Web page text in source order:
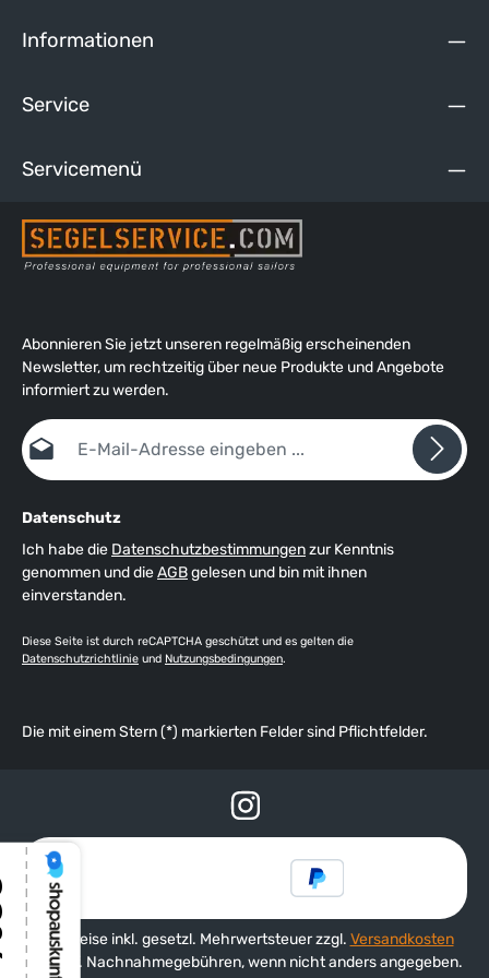
Informationen
Service
Servicemenü
Abonnieren Sie jetzt unseren regelmäßig erscheinenden
Newsletter, um rechtzeitig über neue Produkte und Angebote
informiert zu werden.
E-Mail-Adresse*
Datenschutz
Ich habe die Datenschutzbestimmungenzur Kenntnis
genommen und dieAGBgelesen und bin mit ihnen
einverstanden.
Diese Seite ist durch reCAPTCHA geschützt und es gelten die
Datenschutzrichtlinie und Nutzungsbedingungen.
Die mit einem Stern (*) markierten Felder sind Pflichtfelder.
Alle Preise inkl. gesetzl. Mehrwertsteuer zzgl. Versandkosten
und ggf. Nachnahmegebühren, wenn nicht anders angegeben.